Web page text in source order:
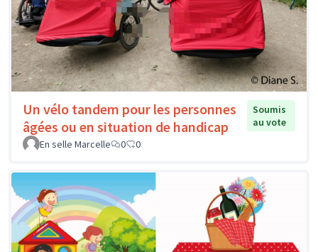
Un vélo tandem pour les personnes
âgées ou en situation de handicap
Soumis
au vote
En selle Marcelle
0 0